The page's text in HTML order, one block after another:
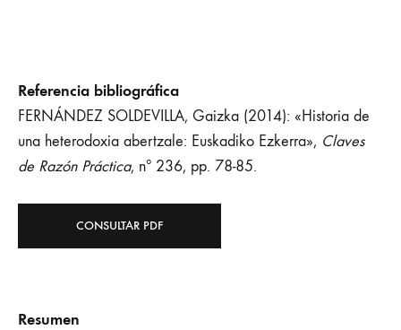
Referencia bibliográfica
FERNÁNDEZ SOLDEVILLA, Gaizka (2014): «Historia de
una heterodoxia abertzale: Euskadiko Ezkerra», Claves
de Razón Práctica, nº 236, pp. 78-85.
CONSULTAR PDF
Resumen